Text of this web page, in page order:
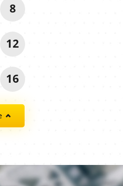
8
12
16